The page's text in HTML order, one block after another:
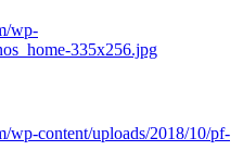
wp-
335x256.jpg
wp-content/uploads/2018/10/pf-